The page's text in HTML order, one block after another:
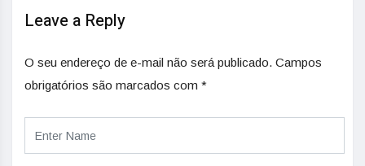
Leave a Reply
O seu endereço de e-mail não será publicado. Campos
obrigatórios são marcados com *